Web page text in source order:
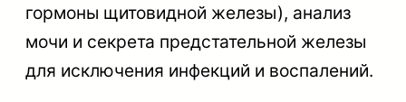
гормоны щитовидной железы), анализ
мочи и секрета предстательной железы
для исключения инфекций и воспалений.